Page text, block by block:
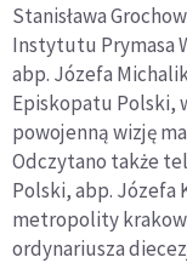
Stanisława
Instytutu Prymasa
abp. Józefa
Episkopatu Polski,
powojenną wizję
Odczytano także
Polski, abp. Józefa
metropolity
ordynariusza